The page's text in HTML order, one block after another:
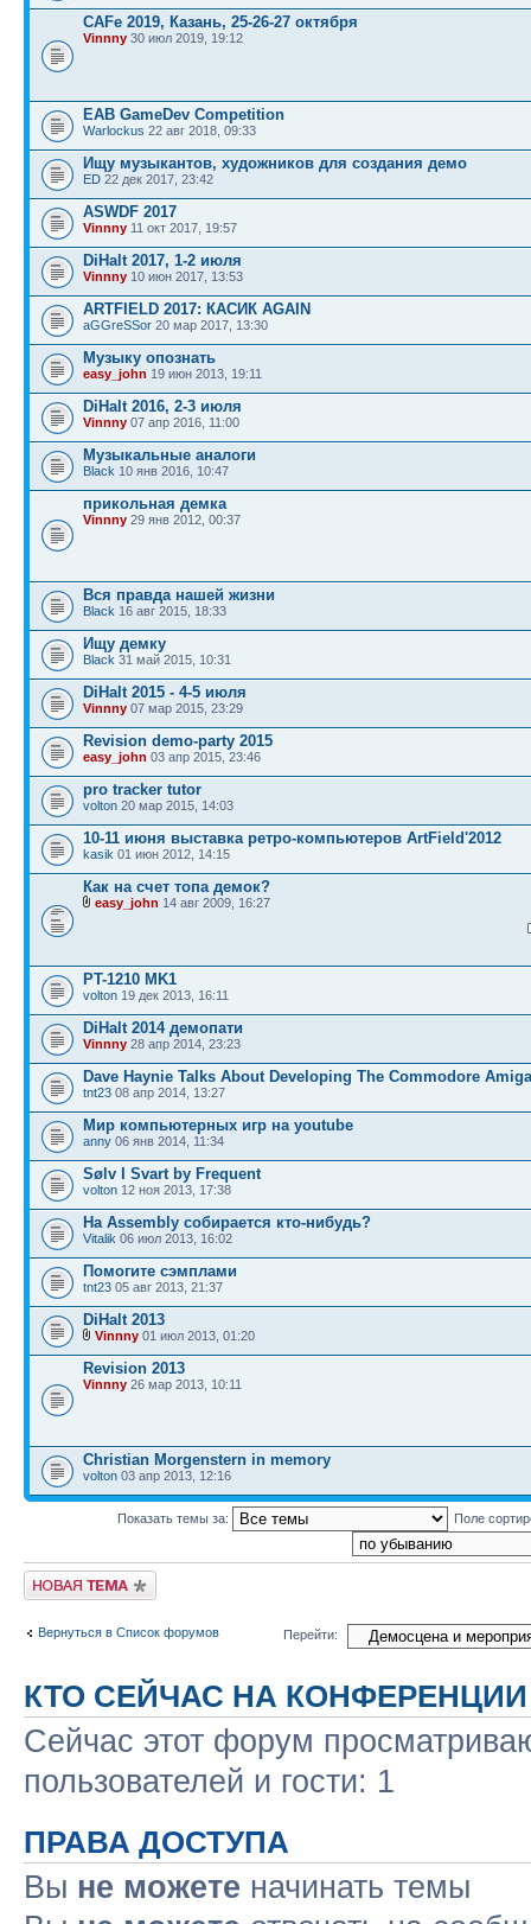
CAFe 2019, Казань, 25-26-27 октября
Vinnny 30 июл 2019, 19:12
EAB GameDev Competition
Warlockus 22 авг 2018, 09:33
Ищу музыкантов, художников для создания демо
ED 22 дек 2017, 23:42
ASWDF 2017
Vinnny 11 окт 2017, 19:57
DiHalt 2017, 1-2 июля
Vinnny 10 июн 2017, 13:53
ARTFIELD 2017: КАСИК AGAIN
aGGreSSor 20 мар 2017, 13:30
Музыку опознать
easy_john 19 июн 2013, 19:11
DiHalt 2016, 2-3 июля
Vinnny 07 апр 2016, 11:00
Музыкальные аналоги
Black 10 янв 2016, 10:47
прикольная демка
Vinnny 29 янв 2012, 00:37
Вся правда нашей жизни
Black 16 авг 2015, 18:33
Ищу демку
Black 31 май 2015, 10:31
DiHalt 2015 - 4-5 июля
Vinnny 07 мар 2015, 23:29
Revision demo-party 2015
easy_john 03 апр 2015, 23:46
pro tracker tutor
volton 20 мар 2015, 14:03
10-11 июня выставка ретро-компьютеров ArtField'2012
kasik 01 июн 2012, 14:15
Как на счет топа демок?
easy_john 14 авг 2009, 16:27
PT-1210 MK1
volton 19 дек 2013, 16:11
DiHalt 2014 демопати
Vinnny 28 апр 2014, 23:23
Dave Haynie Talks About Developing The Commodore Amiga
tnt23 08 апр 2014, 13:27
Мир компьютерных игр на youtube
anny 06 янв 2014, 11:34
Sølv I Svart by Frequent
volton 12 ноя 2013, 17:38
На Assembly собирается кто-нибудь?
Vitalik 06 июл 2013, 16:02
Помогите сэмплами
tnt23 05 авг 2013, 21:37
DiHalt 2013
Vinnny 01 июл 2013, 01:20
Revision 2013
Vinnny 26 мар 2013, 10:11
Christian Morgenstern in memory
volton 03 апр 2013, 12:16
Показать темы за: Поле
Новая тема
Вернуться в Список форумов Перейти:
КТО СЕЙЧАС НА КОНФЕРЕНЦИИ
Сейчас этот форум
пользователей и гости: 1
ПРАВА ДОСТУПА
Вы не можете начинать темы